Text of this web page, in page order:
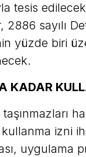
tesis
2886 sayılı
yüzde biri
KADAR
kullanma izni
uygulama